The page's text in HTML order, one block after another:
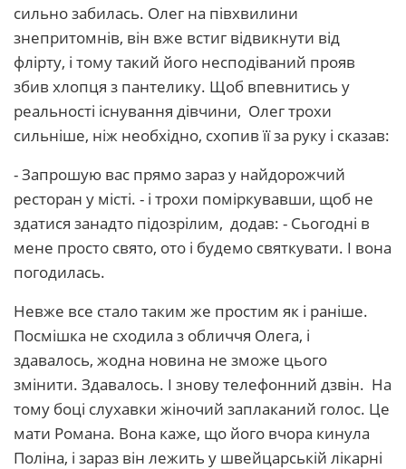
сильно забилась. Олег на півхвилини
знепритомнів, він вже встиг відвикнути від
флірту, і тому такий його несподіваний прояв
збив хлопця з пантелику. Щоб впевнитись у
реальності існування дівчини, Олег трохи
сильніше, ніж необхідно, схопив її за руку і сказав:
- Запрошую вас прямо зараз у найдорожчий
ресторан у місті. - і трохи поміркувавши, щоб не
здатися занадто підозрілим, додав: - Сьогодні в
мене просто свято, ото і будемо святкувати. І вона
погодилась.
Невже все стало таким же простим як і раніше.
Посмішка не сходила з обличчя Олега, і
здавалось, жодна новина не зможе цього
змінити. Здавалось. І знову телефонний дзвін. На
тому боці слухавки жіночий заплаканий голос. Це
мати Романа. Вона каже, що його вчора кинула
Поліна, і зараз він лежить у швейцарській лікарні